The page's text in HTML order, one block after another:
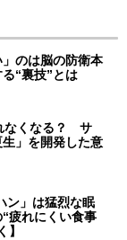
のは脳の防衛本
“裏技”とは
なくなる？ サ
」を開発した意
ン」は猛烈な眠
疲れにくい食事
】